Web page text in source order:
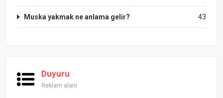
43
Muska yakmak ne anlama gelir?
Duyuru
Reklam alanı